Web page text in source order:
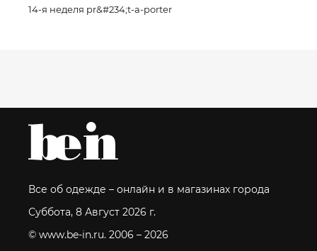
14-я неделя pr&#234;t-a-porter
Все об одежде – онлайн и в магазинах города
Суббота, 8 Август 2026 г.
© www.be-in.ru. 2006 – 2026